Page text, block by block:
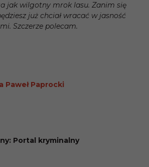
jak wilgotny mrok lasu. Zanim się
już chciał wracać w jasność
Szczerze polecam.
Paprocki
Portal kryminalny